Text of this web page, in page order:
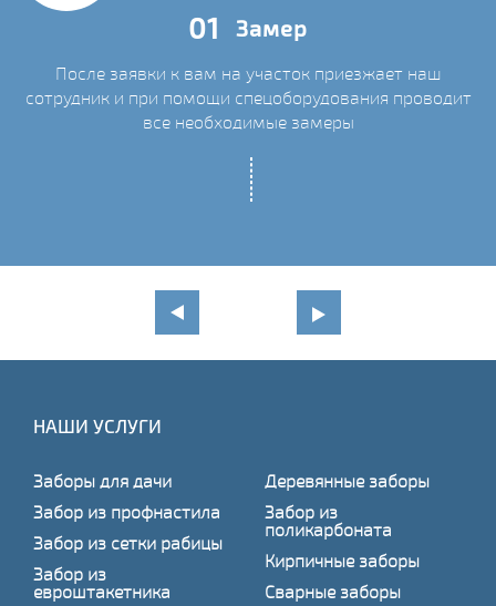
01 Замер
После заявки к вам на участок приезжает наш
сотрудник и при помощи спецоборудования проводит
все необходимые замеры
НАШИ УСЛУГИ
Заборы для дачи
Забор из профнастила
Забор из сетки рабицы
Забор из
евроштакетника
Деревянные заборы
Забор из
поликарбоната
Кирпичные заборы
Сварные заборы